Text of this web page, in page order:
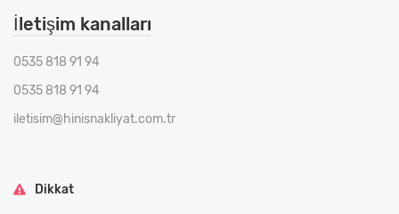
İletişim kanalları
0535 818 91 94
0535 818 91 94
iletisim@hinisnakliyat.com.tr
Dikkat